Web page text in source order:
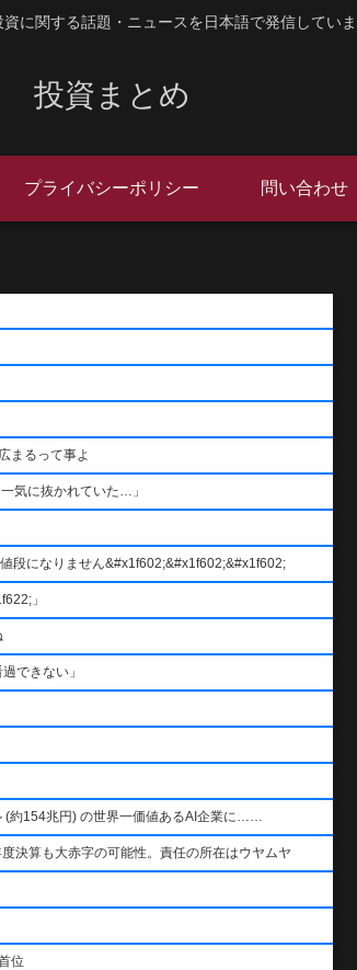
に関する話題・ニュースを日本語で発信してい
投資まとめ
プライバシーポリシー 問い合わせ
まるって事よ
気に抜かれていた…」
段になりません&#x1f602;&#x1f602;&#x1f602;
」
できない」
(約154兆円) の世界一価値あるAI企業に……
決算も大赤字の可能性。責任の所在はウヤムヤ
位